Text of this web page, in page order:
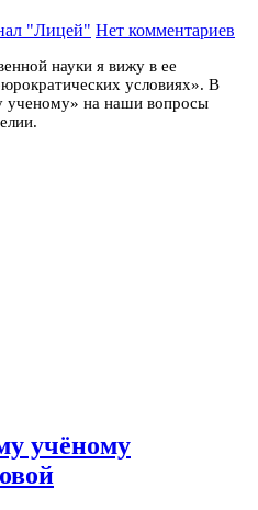
"Лицей" Нет комментариев
науки я вижу в ее
условиях». В
ученому» на наши вопросы
учёному